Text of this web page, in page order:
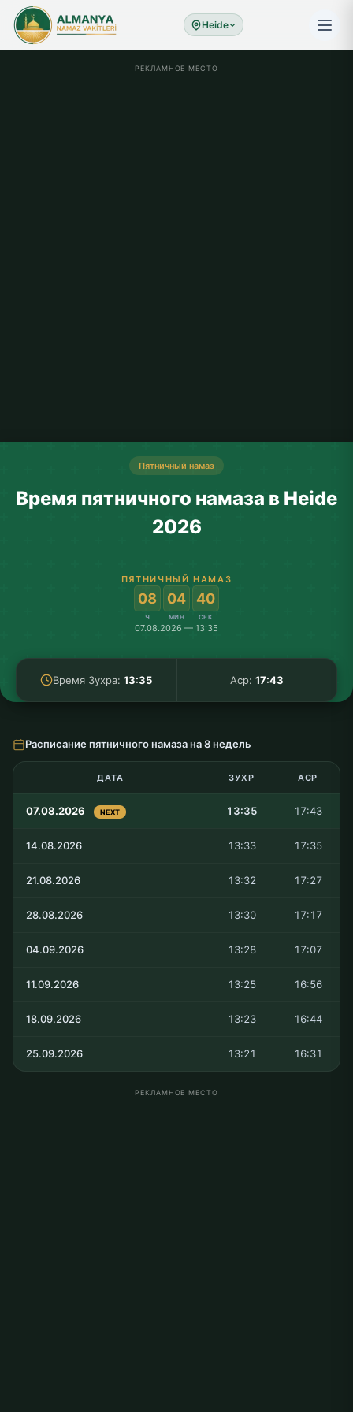
Heide
РЕКЛАМНОЕ МЕСТО
Пятничный намаз
Время пятничного намаза в Heide
2026
ПЯТНИЧНЫЙ НАМАЗ
08
Ч
: 04
МИН
: 39
СЕК
07.08.2026 — 13:35
Время Зухра:13:35 Аср: 17:43
Расписание пятничного намаза на 8 недель
ДАТА ЗУХР АСР
07.08.2026 NEXT 13:35 17:43
14.08.2026 13:33 17:35
21.08.2026 13:32 17:27
28.08.2026 13:30 17:17
04.09.2026 13:28 17:07
11.09.2026 13:25 16:56
18.09.2026 13:23 16:44
25.09.2026 13:21 16:31
РЕКЛАМНОЕ МЕСТО